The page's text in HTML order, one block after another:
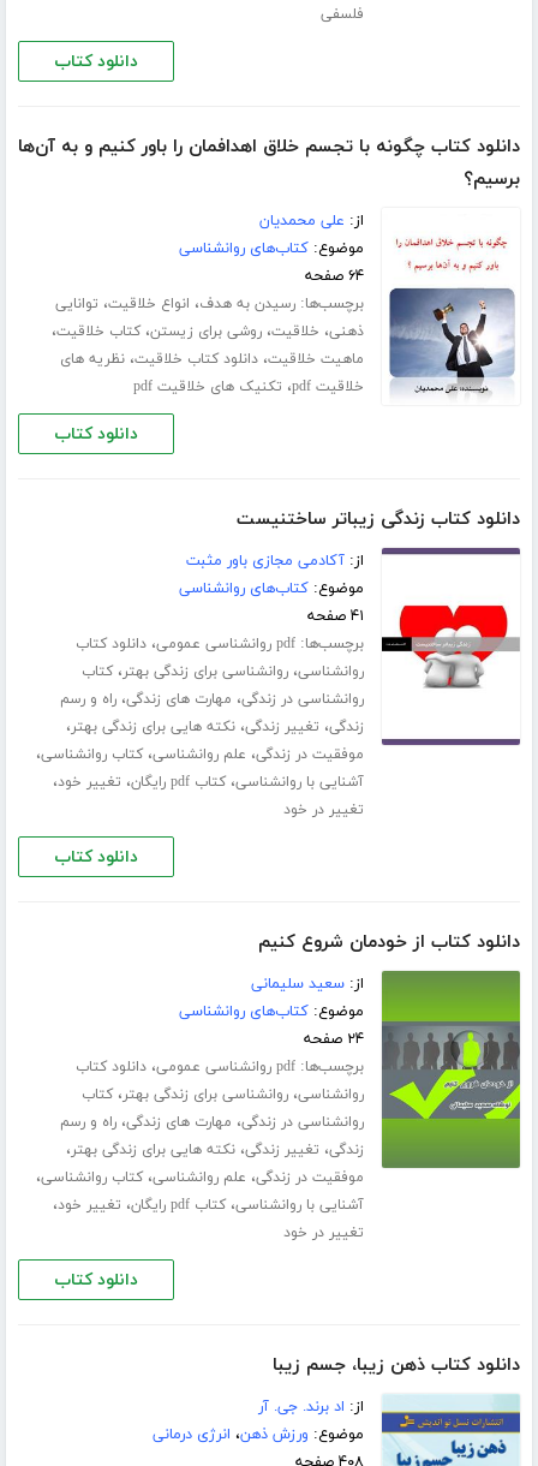
فلسفی
دانلود کتاب
دانلود کتاب چگونه با تجسم خلاق اهدافمان را باور کنیم و به آن‌ها
برسیم؟
از: علی محمدیان
موضوع:کتاب‌های روانشناسی
۶۴ صفحه
برچسب‌ها:رسیدن به هدف، انواع خلاقیت، توانایی
ذهنی، خلاقیت،روشی برای زیستن،کتاب خلاقیت،
ماهیت خلاقیت،دانلود کتاب خلاقیت،نظریه های
خلاقیت pdf
، تکنیک های خلاقیت pdf
دانلود کتاب
دانلود کتاب زندگی زیباتر ساختنیست
از:آکادمی مجازی باور مثبت
موضوع:کتاب‌های روانشناسی
۴۱ صفحه
برچسب‌ها:pdf روانشناسی عمومی ،دانلود کتاب
روانشناسی،روانشناسی برای زندگی بهتر،کتاب
روانشناسی در زندگی، مهارت های زندگی،راه و رسم
زندگی، تغییر زندگی،نکته هایی برای زندگی بهتر،
موفقیت در زندگی، علم روانشناسی،کتاب روانشناسی،
آشنایی با روانشناسی،کتاب pdf رایگان ، تغییر خود،
تغییر در خود
دانلود کتاب
دانلود کتاب از خودمان شروع کنیم
از:سعید سلیمانی
موضوع:کتاب‌های روانشناسی
۲۴ صفحه
برچسب‌ها:pdf روانشناسی عمومی ،دانلود کتاب
روانشناسی،روانشناسی برای زندگی بهتر،کتاب
روانشناسی در زندگی، مهارت های زندگی،راه و رسم
زندگی، تغییر زندگی،نکته هایی برای زندگی بهتر،
موفقیت در زندگی، علم روانشناسی،کتاب روانشناسی،
آشنایی با روانشناسی،کتاب pdf رایگان ، تغییر خود،
تغییر در خود
دانلود کتاب
دانلود کتاب ذهن زیبا، جسم زیبا
از: اد برند. جی. آر
موضوع: ورزش ذهن، انرژی درمانی